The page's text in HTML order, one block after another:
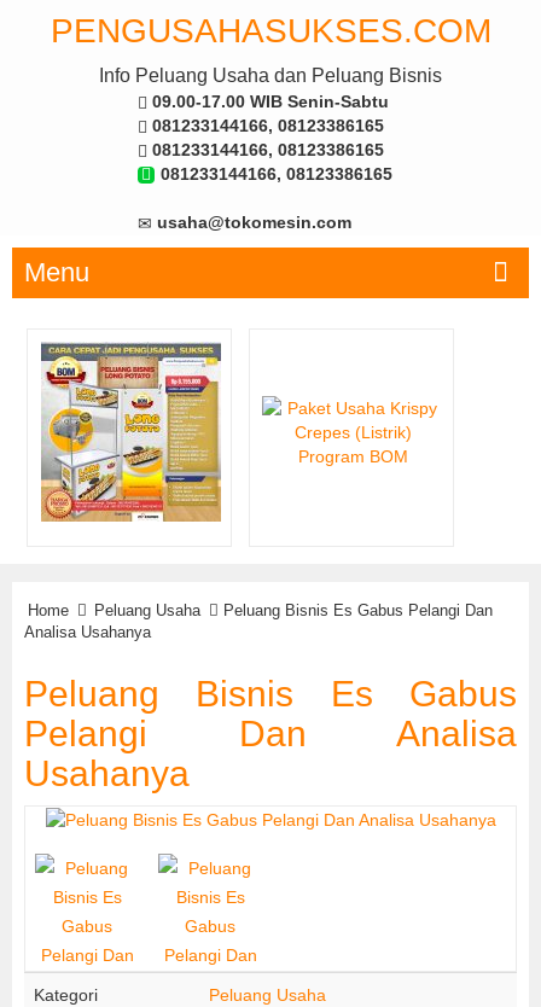
PENGUSAHASUKSES.COM
Info Peluang Usaha dan Peluang Bisnis
09.00-17.00 WIB Senin-Sabtu
081233144166, 08123386165
081233144166, 08123386165
081233144166, 08123386165
usaha@tokomesin.com
Menu
Home Peluang Usaha
Peluang Bisnis Es Gabus Pelangi Dan
Analisa Usahanya
Peluang Bisnis Es Gabus
Pelangi Dan Analisa
Usahanya
Kategori Peluang Usaha